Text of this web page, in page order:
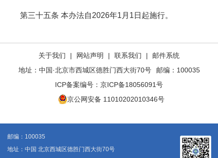
第三十五条 本办法自2026年1 月 1 日 起施行。
关于我们 | 网站声明 | 联系我们 |
邮件系统
地址：中国·北京市西城区德胜门西大街70号
邮编：100035
ICP备案编号： 京ICP备18056091号
京公网安备 11010202010346号
邮编：100035
地址：中国 北京西城区德胜门西大街70号